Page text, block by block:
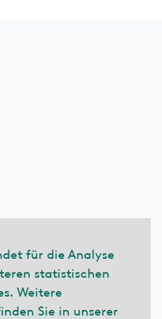
für die Analyse
statistischen
Weitere
Sie in unserer